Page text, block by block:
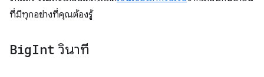
ที่มีทุกอย่างที่คุณต้องรู้
BigInt วินาที